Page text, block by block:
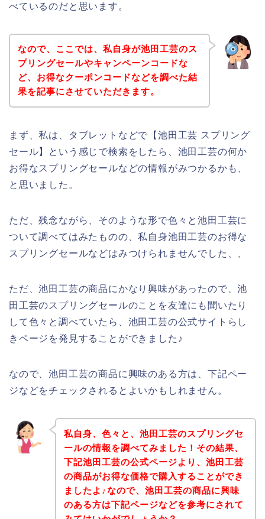
べているのだと思います。
なので、ここでは、私自身が池田工芸のス
プリングセールやキャンペーンコードな
ど、お得なクーポンコードなどを調べた結
果を記事にさせていただきます。
まず、私は、タブレットなどで【池田工芸 スプリング
セール】という感じで検索をしたら、池田工芸の何か
お得なスプリングセールなどの情報がみつかるかも、
と思いました。
ただ、残念ながら、そのような形で色々と池田工芸に
ついて調べてはみたものの、私自身池田工芸のお得な
スプリングセールなどはみつけられませんでした、、
ただ、池田工芸の商品にかなり興味があったので、池
田工芸のスプリングセールのことを友達にも聞いたり
して色々と調べていたら、池田工芸の公式サイトらし
きページを発見することができました♪
なので、池田工芸の商品に興味のある方は、下記ペー
ジなどをチェックされるとよいかもしれません。
私自身、色々と、池田工芸のスプリングセ
ールの情報を調べてみました！その結果、
下記池田工芸の公式ページより、池田工芸
の商品がお得な価格で購入することができ
ましたよ♪なので、池田工芸の商品に興味
のある方は下記ページなどを参考にされて